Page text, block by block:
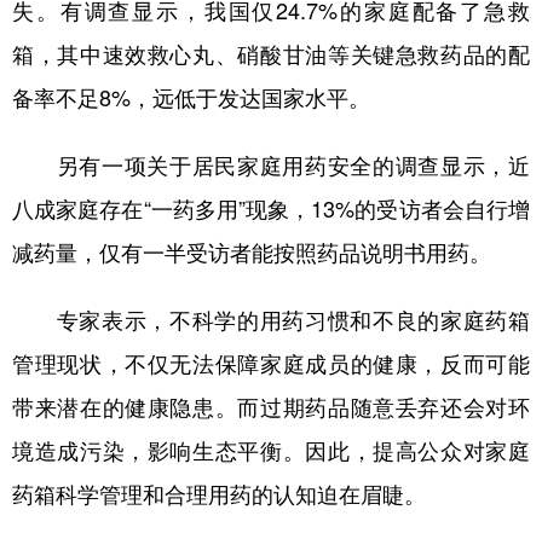
失。有调查显示，我国仅24.7%的家庭配备了急救
箱，其中速效救心丸、硝酸甘油等关键急救药品的配
备率不足8%，远低于发达国家水平。
另有一项关于居民家庭用药安全的调查显示，近
八成家庭存在“一药多用”现象，13%的受访者会自行增
减药量，仅有一半受访者能按照药品说明书用药。
专家表示，不科学的用药习惯和不良的家庭药箱
管理现状，不仅无法保障家庭成员的健康，反而可能
带来潜在的健康隐患。而过期药品随意丢弃还会对环
境造成污染，影响生态平衡。因此，提高公众对家庭
药箱科学管理和合理用药的认知迫在眉睫。